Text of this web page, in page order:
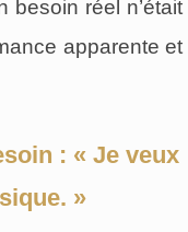
besoin réel n’était
apparente et
: « Je veux
»